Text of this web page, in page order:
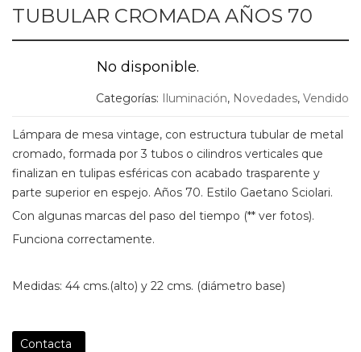
TUBULAR CROMADA AÑOS 70
No disponible.
Categorías: Iluminación, Novedades, Vendido
Lámpara de mesa vintage, con estructura tubular de metal
cromado, formada por 3 tubos o cilindros verticales que
finalizan en tulipas esféricas con acabado trasparente y
parte superior en espejo. Años 70. Estilo Gaetano Sciolari.
Con algunas marcas del paso del tiempo (** ver fotos).
Funciona correctamente.
Medidas: 44 cms.(alto) y 22 cms. (diámetro base)
Contacta